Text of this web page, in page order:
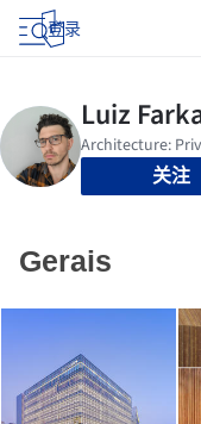
登录
关注
Gerais